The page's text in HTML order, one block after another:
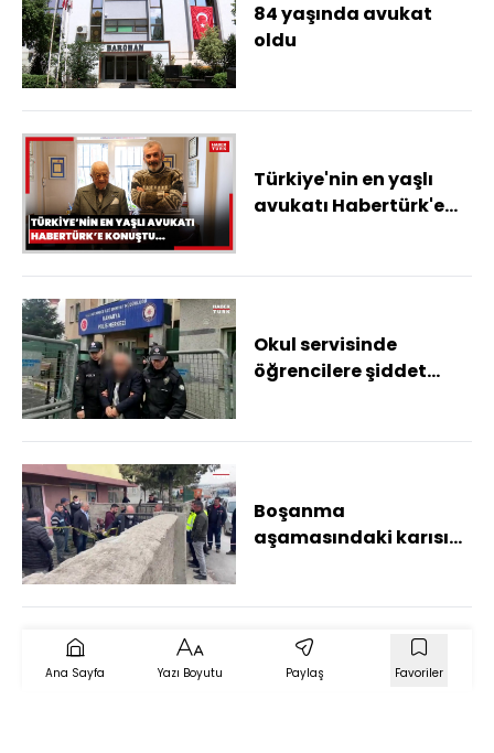
84 yaşında avukat
oldu
Türkiye'nin en yaşlı
avukatı Habertürk'e
Okul servisinde
öğrencilere şiddet
Boşanma
aşamasındaki karısını
yaraladı!
Ana Sayfa Yazı Boyutu Paylaş Favoriler